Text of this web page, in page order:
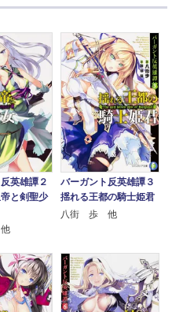
英雄譚２
と剣聖少
バーガント反英雄譚３
揺れる王都の騎士姫君
八街 歩 他